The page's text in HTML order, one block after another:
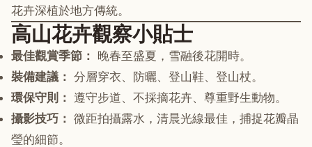
花卉深植於地方傳統。
高山花卉觀察小貼士
最佳觀賞季節： 晚春至盛夏，雪融後花開時。
裝備建議： 分層穿衣、防曬、登山鞋、登山杖。
環保守則： 遵守步道、不採摘花卉、尊重野生動物。
攝影技巧： 微距拍攝露水，清晨光線最佳，捕捉花瓣晶
瑩的細節。